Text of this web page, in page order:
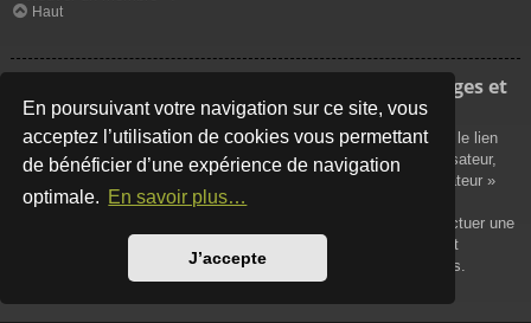
En poursuivant votre navigation sur ce site, vous
acceptez l’utilisation de cookies vous permettant
de bénéficier d’une expérience de navigation
optimale. En savoir plus…
J’accepte
Haut
Comment puis-je retrouver mes propres messages et
sujets ?
Vos propres messages peuvent être affichés soit en cliquant sur le lien
« Afficher vos messages » dans le panneau de contrôle de l’utilisateur,
soit en cliquant sur le lien « Rechercher les messages de l’utilisateur »
sur la page de votre propre profil ou soit en cliquant sur le menu
« Raccourcis » situé sur la partie supérieure du forum. Pour effectuer une
recherche de vos propres sujets, utilisez la recherche avancée et
remplissez convenablement les options qui vous sont disponibles.